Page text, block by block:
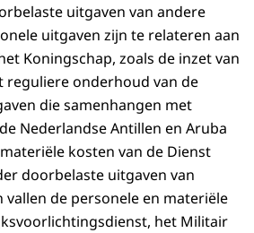
uitgaven van andere
uitgaven zijn te relateren aan
Koningschap, zoals de inzet van
reguliere onderhoud van de
die samenhangen met
Nederlandse Antillen en Aruba
kosten van de Dienst
doorbelaste uitgaven van
de personele en materiële
het Militair